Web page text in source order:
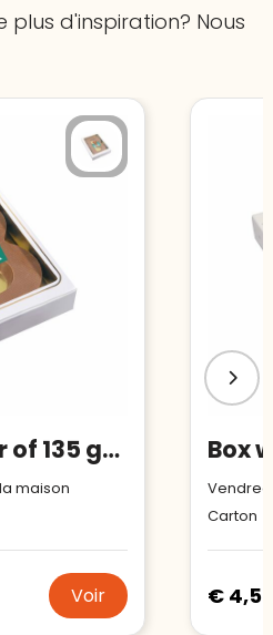
plus d'inspiration? Nous
Alphabet letter of 135 grams
maison
Voir
Carton
€ 4,59